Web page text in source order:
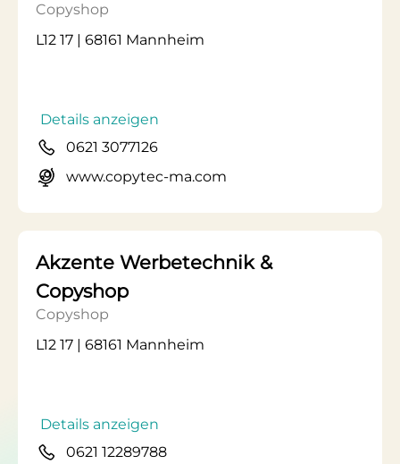
Copyshop
L12 17 | 68161 Mannheim
Details anzeigen
0621 3077126
www.copytec-ma.com
Akzente Werbetechnik &
Copyshop
Copyshop
L12 17 | 68161 Mannheim
Details anzeigen
0621 12289788